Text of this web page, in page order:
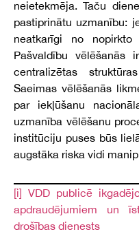
neietekmēja. Taču
pastiprinātu uzmanību:
neatkarīgi no
Pašvaldību vēlēšanās
centralizētas
Saeimas vēlēšanās
par iekļūšanu
uzmanība vēlēšanu
institūciju puses būs
augstāka riska vidi
[i]
VDD publicē
apdraudējumiem un
drošības dienests